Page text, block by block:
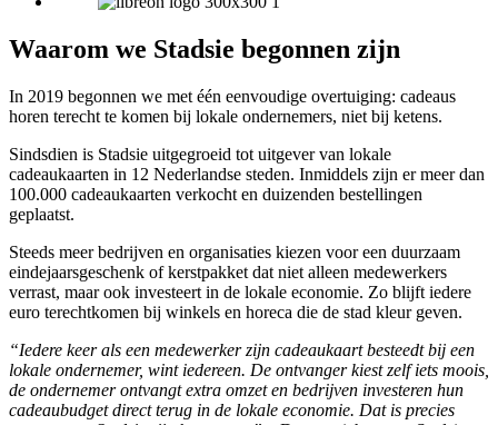
Waarom we Stadsie begonnen zijn
In 2019 begonnen we met één eenvoudige overtuiging: cadeaus
horen terecht te komen bij lokale ondernemers, niet bij ketens.
Sindsdien is Stadsie uitgegroeid tot uitgever van lokale
cadeaukaarten in 12 Nederlandse steden. Inmiddels zijn er meer dan
100.000 cadeaukaarten verkocht en duizenden bestellingen
geplaatst.
Steeds meer bedrijven en organisaties kiezen voor een duurzaam
eindejaarsgeschenk of kerstpakket dat niet alleen medewerkers
verrast, maar ook investeert in de lokale economie. Zo blijft iedere
euro terechtkomen bij winkels en horeca die de stad kleur geven.
“Iedere keer als een medewerker zijn cadeaukaart besteedt bij een
lokale ondernemer, wint iedereen. De ontvanger kiest zelf iets moois,
de ondernemer ontvangt extra omzet en bedrijven investeren hun
cadeaubudget direct terug in de lokale economie. Dat is precies